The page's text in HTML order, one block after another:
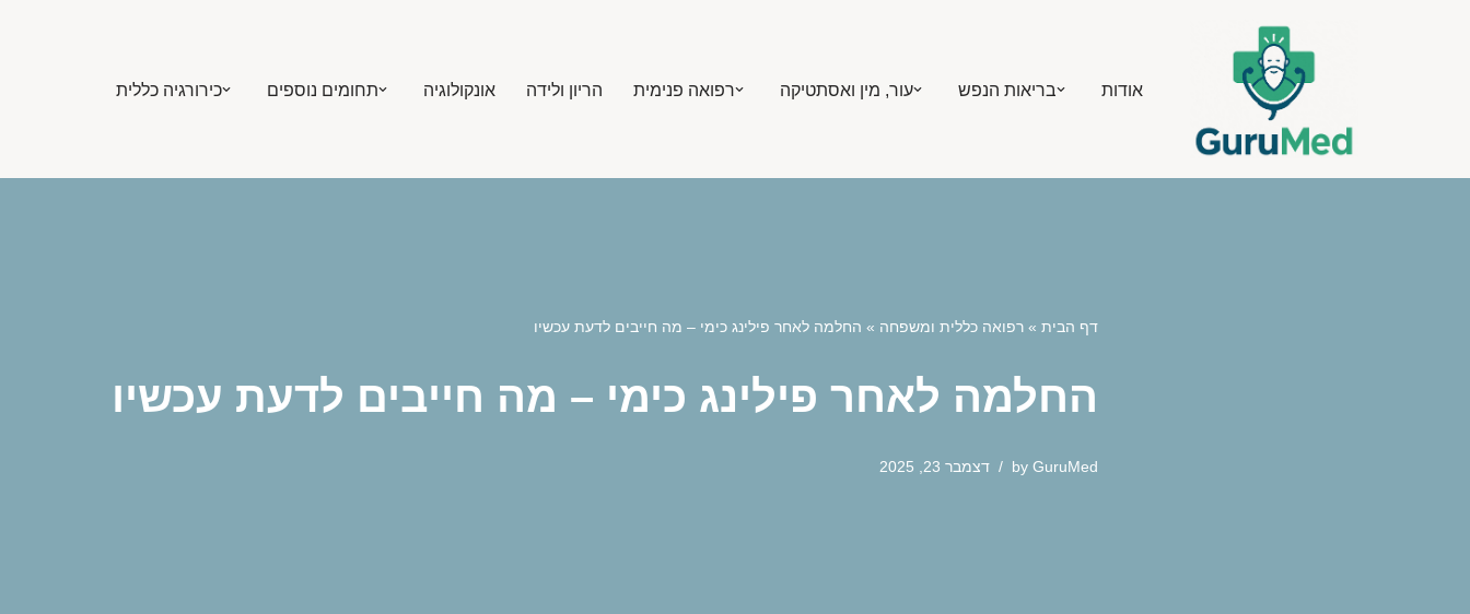
אודות בריאות הנפש עור, מין ואסתטיקה רפואה פנימית הריון ולידה אונקולוגיה תחומים נוספים כירורגיה כללית
דף הבית » רפואה כללית ומשפחה » החלמה לאחר פילינג כימי – מה חייבים לדעת עכשיו
החלמה לאחר פילינג כימי – מה חייבים לדעת עכשיו
by GuruMed דצמבר 23, 2025